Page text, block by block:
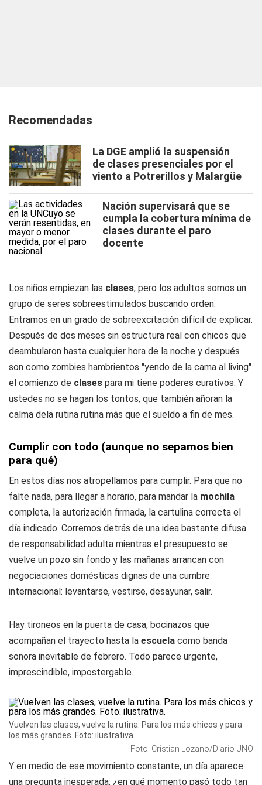
Recomendadas
La DGE amplió la suspensión
de clases presenciales por el
viento a Potrerillos y Malargüe
Nación supervisará que se
cumpla la cobertura mínima de
clases durante el paro
docente
Los niños empiezan las clases, pero los adultos somos un
grupo de seres sobreestimulados buscando orden.
Entramos en un grado de sobreexcitación difícil de explicar.
Después de dos meses sin estructura real con chicos que
deambularon hasta cualquier hora de la noche y después
son como zombies hambrientos "yendo de la cama al living"
el comienzo de clases para mi tiene poderes curativos. Y
ustedes no se hagan los tontos, que también añoran la
calma dela rutina rutina más que el sueldo a fin de mes.
Cumplir con todo (aunque no sepamos bien
para qué)
En estos días nos atropellamos para cumplir. Para que no
falte nada, para llegar a horario, para mandar la mochila
completa, la autorización firmada, la cartulina correcta el
día indicado. Corremos detrás de una idea bastante difusa
de responsabilidad adulta mientras el presupuesto se
vuelve un pozo sin fondo y las mañanas arrancan con
negociaciones domésticas dignas de una cumbre
internacional: levantarse, vestirse, desayunar, salir.
Hay tironeos en la puerta de casa, bocinazos que
acompañan el trayecto hasta la escuela como banda
sonora inevitable de febrero. Todo parece urgente,
imprescindible, impostergable.
Vuelven las clases, vuelve la rutina. Para los más chicos y para
los más grandes. Foto: ilustrativa.
Foto: Cristian Lozano/Diario UNO
Y en medio de ese movimiento constante, un día aparece
una pregunta inesperada: ¿en qué momento pasó todo tan